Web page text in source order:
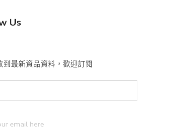
Us
到最新資品資料，歡迎訂閱